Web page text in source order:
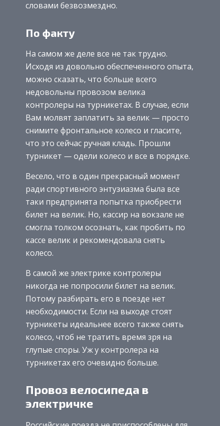
словами безвозмездно.
По факту
На самом же деле все не так трудно.
Исходя из довольно обеспеченного опыта,
можно сказать, что больше всего
недовольны провозом велика
контролеры на турникетах. В случае, если
Вам молвят заплатить за велик — просто
снимите фронтальное колесо и гласите,
что это сейчас ручная кладь. Прошли
турникет — одели колесо и все в порядке.
Весело, что в один прекрасный момент
ради спортивного энтузиазма была все
таки предпринята попытка приобрести
билет на велик. Но, кассир на вокзале не
смогла толком осознать, как пробить по
кассе велик и рекомендовала снять
колесо.
В самой же электрике контролеры
никогда не попросили билет на велик.
Потому разбирать его в поезде нет
необходимости. Если на выходе стоят
турникеты идеальнее всего также снять
колесо, чтоб не тратить время зря на
глупые споры. Уж у контролера на
турникетах его очевидно больше.
Провоз велосипеда в
электричке